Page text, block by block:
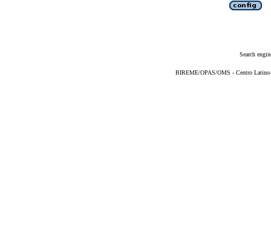
Search
BIREME/OPAS/OMS - Centro Latino-